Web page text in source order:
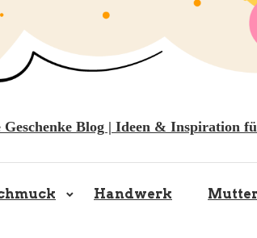
Geschenke Blog | Ideen & Inspiration
Handwerk